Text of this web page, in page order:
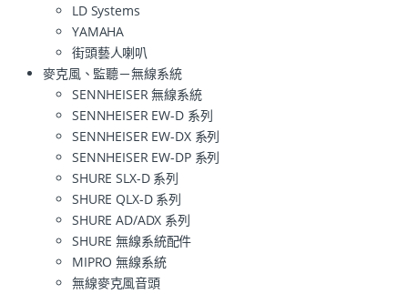
LD Systems
YAMAHA
街頭藝人喇叭
麥克風、監聽－無線系統
SENNHEISER 無線系統
SENNHEISER EW-D 系列
SENNHEISER EW-DX 系列
SENNHEISER EW-DP 系列
SHURE SLX-D 系列
SHURE QLX-D 系列
SHURE AD/ADX 系列
SHURE 無線系統配件
MIPRO 無線系統
無線麥克風音頭